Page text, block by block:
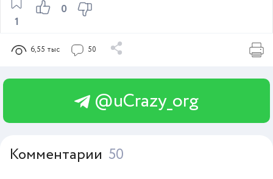
0
1
6,55 тыс 50
@uCrazy_org
Комментарии 50